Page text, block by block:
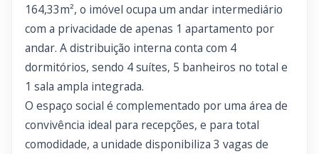
164,33m², o imóvel ocupa um andar intermediário
com a privacidade de apenas 1 apartamento por
andar. A distribuição interna conta com 4
dormitórios, sendo 4 suítes, 5 banheiros no total e
1 sala ampla integrada.
O espaço social é complementado por uma área de
convivência ideal para recepções, e para total
comodidade, a unidade disponibiliza 3 vagas de